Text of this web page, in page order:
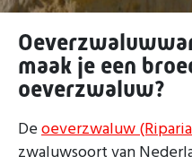
maak je een
oeverzwaluw?
Deoeverzwaluw
zwaluwsoort van